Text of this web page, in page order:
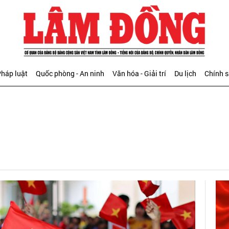
luật Quốc phòng - An ninh Văn hóa - Giải trí Du lịch Chính